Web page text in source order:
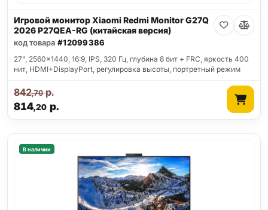
Игровой монитор Xiaomi Redmi Monitor G27Q
2026 P27QEA-RG (китайская версия)
код товара #12099386
27", 2560x1440, 16:9, IPS, 320 Гц, глубина 8 бит + FRC, яркость 400
нит, HDMI+DisplayPort, регулировка высоты, портретный режим
814,20р.
842,70р.
В наличии